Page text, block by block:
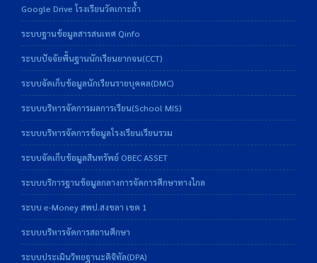
Google Drive โรงเรียนวัดเกาะถ้ำ
ระบบฐานข้อมูลสารสนเทศ Qinfo
ระบบปัจจัยพื้นฐานนักเรียนยากจน(CCT)
ระบบจัดเก็บข้อมูลนักเรียนรายบุคคล(DMC)
ระบบบริหารจัดการผลการเรียน(School MIS)
ระบบบริหารจัดการข้อมูลโรงเรียนเรียนรวม
ระบบจัดเก็บข้อมูลสินทรัพย์ OBEC ASSET
ระบบบริการฐานข้อมูลกลางการจัดการศึกษาทางไกล
ระบบ e-Money สพป.สงขลา เขต 1
ระบบบริหารจัดการสถานศึกษา
ระบบประเมินวิทยฐานะดิจิทัล(DPA)